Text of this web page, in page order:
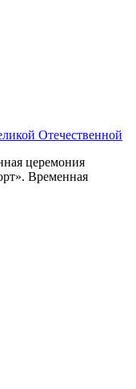
Отечественной
церемония
Временная